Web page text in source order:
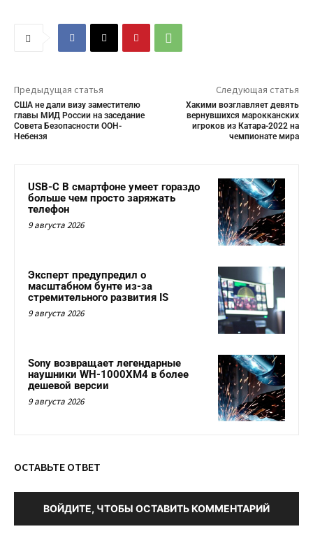
Предыдущая статья
США не дали визу заместителю
главы МИД России на заседание
Совета Безопасности ООН-
Небензя
Следующая статья
Хакими возглавляет девять
вернувшихся марокканских
игроков из Катара-2022 на
чемпионате мира
USB-C В смартфоне умеет гораздо
больше чем просто заряжать
телефон
9 августа 2026
Эксперт предупредил о
масштабном бунте из-за
стремительного развития IS
9 августа 2026
Sony возвращает легендарные
наушники WH-1000XM4 в более
дешевой версии
9 августа 2026
ОСТАВЬТЕ ОТВЕТ
ВОЙДИТЕ, ЧТОБЫ ОСТАВИТЬ КОММЕНТАРИЙ